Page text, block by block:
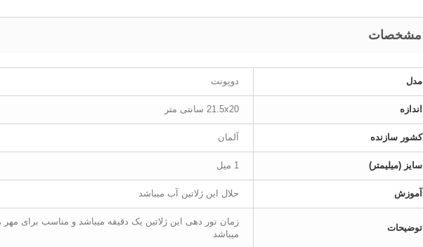
مشخصات
مدل دوپونت
اندازه 21.5x20 سانتی متر
کشور سازنده آلمان
سایز (میلیمتر) 1 میل
آموزش حلال این ژلاتین آب میباشد
توضیحات
زمان نور دهی این ژلاتین یک دقیقه میباشد و مناسب برای
میباشد